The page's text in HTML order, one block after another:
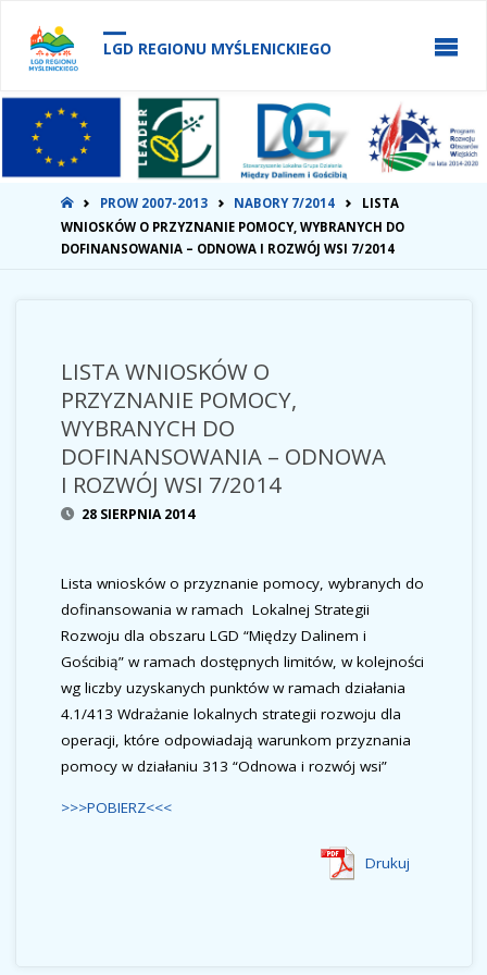
LGD REGIONU MYŚLENICKIEGO
STRONA
GŁÓWNA
PROW 2007-2013 NABORY 7/2014
LISTA
WNIOSKÓW O PRZYZNANIE POMOCY, WYBRANYCH DO
DOFINANSOWANIA – ODNOWA I ROZWÓJ WSI 7/2014
LISTA WNIOSKÓW O
PRZYZNANIE POMOCY,
WYBRANYCH DO
DOFINANSOWANIA – ODNOWA
I ROZWÓJ WSI 7/2014
28 SIERPNIA 2014
Lista wniosków o przyznanie pomocy, wybranych do
dofinansowania w ramach Lokalnej Strategii
Rozwoju dla obszaru LGD “Między Dalinem i
Gościbią” w ramach dostępnych limitów, w kolejności
wg liczby uzyskanych punktów w ramach działania
4.1/413 Wdrażanie lokalnych strategii rozwoju dla
operacji, które odpowiadają warunkom przyznania
pomocy w działaniu 313 “Odnowa i rozwój wsi”
>>>POBIERZ<<<
Drukuj